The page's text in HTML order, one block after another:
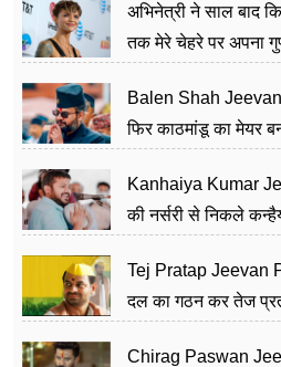
अभिनेत्री ने साल बाद
तक मेरे चेहरे पर अपना
Balen Shah Jeevan
फिर काठमांडू का मेयर
Kanhaiya Kumar
की नर्सरी से निकले
Tej Pratap Jeevan
दल का गठन कर तेज
Chirag Paswan